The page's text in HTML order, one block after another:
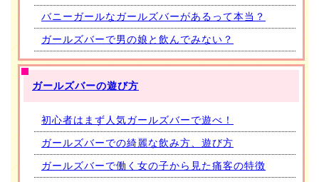
バニーガールなガールズバーがあるって本当？
ガールズバーで男の娘と飲んでみない？
ガールズバーの遊び方
初心者はまず人気ガールズバーで遊べ！
ガールズバーでの綺麗な飲み方、遊び方
ガールズバーで働く女の子から見た痛客の特徴